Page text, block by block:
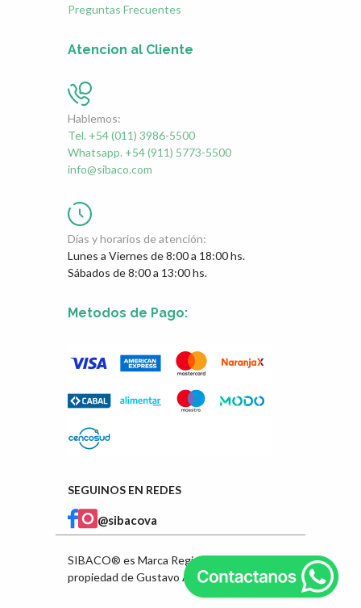
Preguntas Frecuentes
Atencion al Cliente
Hablemos:
Tel. +54 (011) 3986-5500
Whatsapp. +54 (911) 5773-5500
info@sibaco.com
Días y horarios de atención:
Lunes a Viernes de 8:00 a 18:00 hs.
Sábados de 8:00 a 13:00 hs.
Metodos de Pago:
SEGUINOS EN REDES
@sibacova
SIBACO® es Marca Registrada en INPI
propiedad de Gustavo Ángel Ibarra